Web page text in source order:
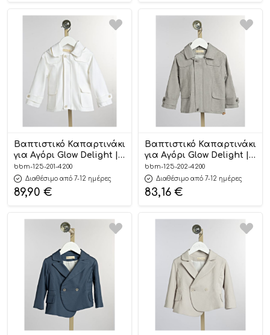
Βαπτιστικό Καπαρτινάκι
για Αγόρι Glow Delight |
125.201.4200
bbm-125-201-4200
Διαθέσιμο από 7-12 ημέρες
89,90 €
Βαπτιστικό Καπαρτινάκι
για Αγόρι Glow Delight |
125.202.4200
bbm-125-202-4200
Διαθέσιμο από 7-12 ημέρες
83,16 €